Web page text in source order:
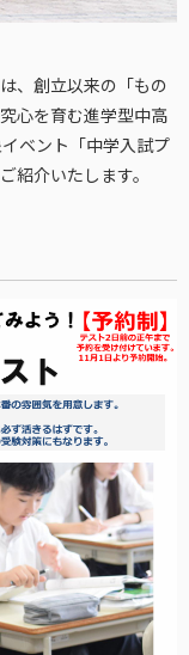
、創立以来の「もの
心を育む進学型中高
ベント「中学入試プ
紹介いたします。